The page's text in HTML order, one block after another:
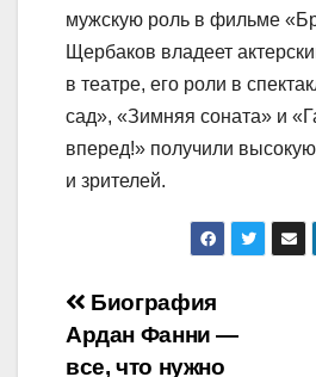
мужскую роль в фильме
Щербаков владеет
в театре, его роли в
сад», «Зимняя соната» и
вперед!» получили высокую
и зрителей.
Навигация
по
Биография
Ардан Фанни —
все, что нужно